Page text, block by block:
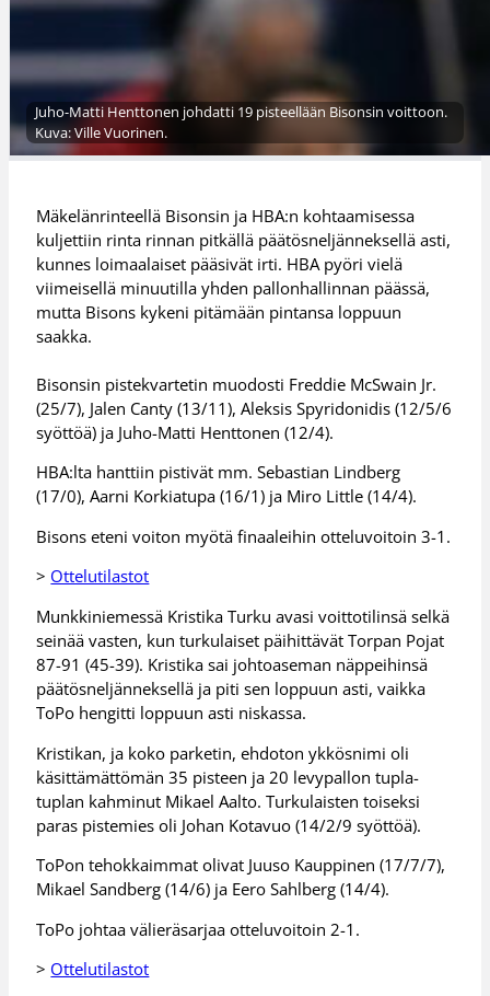
Juho-Matti Henttonen johdatti 19 pisteellään Bisonsin voittoon.
Kuva: Ville Vuorinen.
Mäkelänrinteellä Bisonsin ja HBA:n kohtaamisessa
kuljettiin rinta rinnan pitkällä päätösneljänneksellä asti,
kunnes loimaalaiset pääsivät irti. HBA pyöri vielä
viimeisellä minuutilla yhden pallonhallinnan päässä,
mutta Bisons kykeni pitämään pintansa loppuun
saakka.
Bisonsin pistekvartetin muodosti Freddie McSwain Jr.
(25/7), Jalen Canty (13/11), Aleksis Spyridonidis (12/5/6
syöttöä) ja Juho-Matti Henttonen (12/4).
HBA:lta hanttiin pistivät mm. Sebastian Lindberg
(17/0), Aarni Korkiatupa (16/1) ja Miro Little (14/4).
Bisons eteni voiton myötä finaaleihin otteluvoitoin 3-1.
> Ottelutilastot
Munkkiniemessä Kristika Turku avasi voittotilinsä selkä
seinää vasten, kun turkulaiset päihittävät Torpan Pojat
87-91 (45-39). Kristika sai johtoaseman näppeihinsä
päätösneljänneksellä ja piti sen loppuun asti, vaikka
ToPo hengitti loppuun asti niskassa.
Kristikan, ja koko parketin, ehdoton ykkösnimi oli
käsittämättömän 35 pisteen ja 20 levypallon tupla-
tuplan kahminut Mikael Aalto. Turkulaisten toiseksi
paras pistemies oli Johan Kotavuo (14/2/9 syöttöä).
ToPon tehokkaimmat olivat Juuso Kauppinen (17/7/7),
Mikael Sandberg (14/6) ja Eero Sahlberg (14/4).
ToPo johtaa välieräsarjaa otteluvoitoin 2-1.
> Ottelutilastot